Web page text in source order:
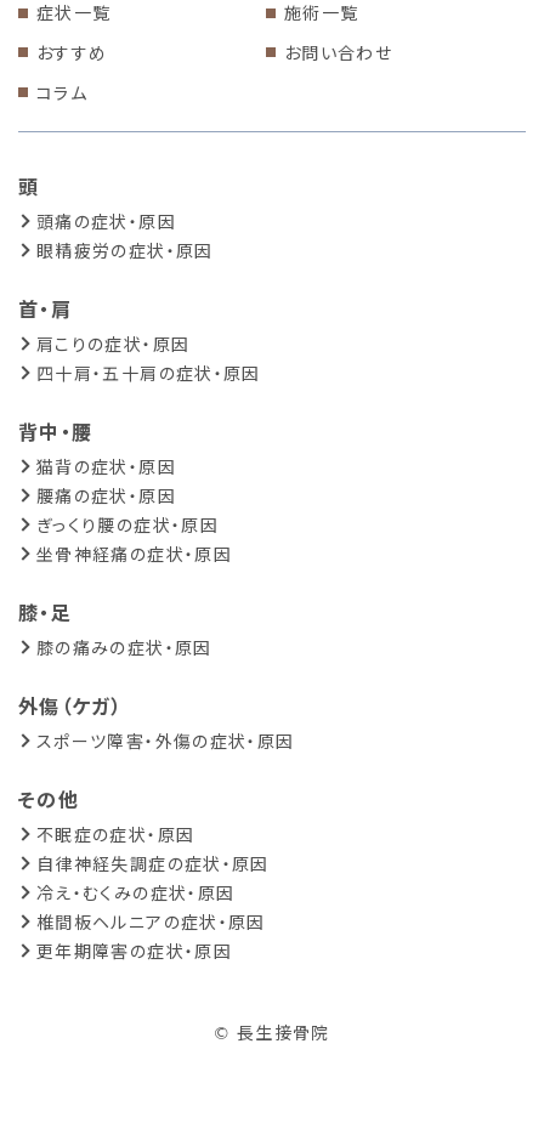
症状一覧
施術一覧
おすすめ
お問い合わせ
コラム
頭
頭痛の症状・原因
眼精疲労の症状・原因
首・肩
肩こりの症状・原因
四十肩・五十肩の症状・原因
背中・腰
猫背の症状・原因
腰痛の症状・原因
ぎっくり腰の症状・原因
坐骨神経痛の症状・原因
膝・足
膝の痛みの症状・原因
外傷（ケガ）
スポーツ障害・外傷の症状・原因
その他
不眠症の症状・原因
自律神経失調症の症状・原因
冷え・むくみの症状・原因
椎間板ヘルニアの症状・原因
更年期障害の症状・原因
© 長生接骨院